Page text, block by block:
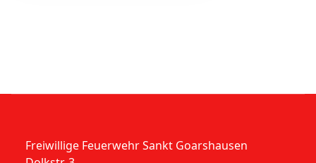
Freiwillige Feuerwehr Sankt Goarshausen